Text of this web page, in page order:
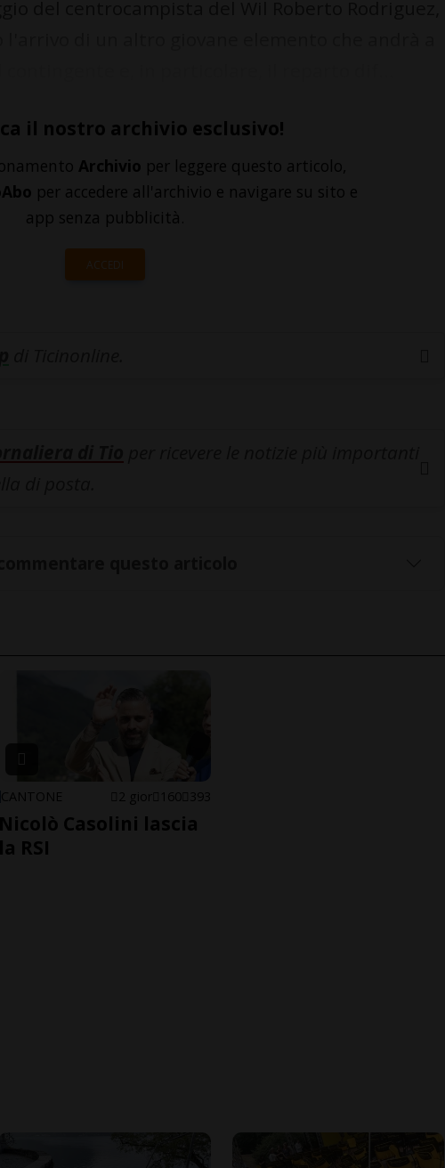
il nostro archivio esclusivo!
Archivio per leggere questo articolo,
per accedere all'archivio e navigare su sito e
app senza pubblicità.
ACCEDI
CANTONE 2 gior 160 393
Nicolò Casolini lascia
la RSI